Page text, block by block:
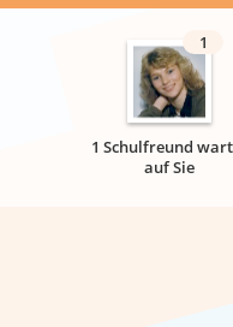
1
1 Schulfreund
auf Sie